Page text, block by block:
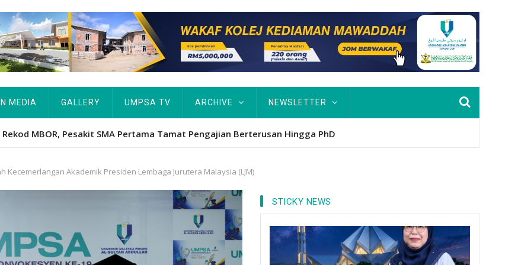
IN MEDIA GALLERY UMPSA TV ARCHIVE NEWSLETTER
academic excellence to PhD earns historic MBOR recognitio
Kecemerlangan Akademik Presiden Lembaga Jurutera Malaysia (LJM)
STICKY NEWS